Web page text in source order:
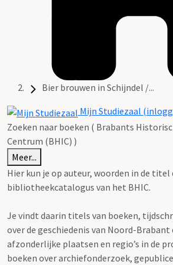
Bier brouwen in Schijndel /...
Mijn Studiezaal
Zoeken naar boeken ( Brabants
Centrum (BHIC) )
Meer...
Hier kun je op auteur, woorden in de titel
bibliotheekcatalogus van het BHIC.
Je vindt daarin titels van boeken,
over de geschiedenis van Noord-Brabant
afzonderlijke plaatsen en regio’s in de
boeken over archiefonderzoek,